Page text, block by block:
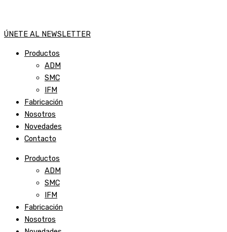
ÚNETE AL NEWSLETTER
Productos
ADM
SMC
IFM
Fabricación
Nosotros
Novedades
Contacto
Productos
ADM
SMC
IFM
Fabricación
Nosotros